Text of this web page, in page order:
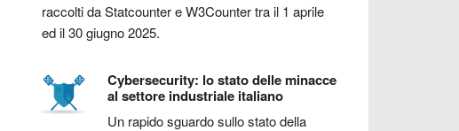
raccolti da Statcounter e W3Counter tra il 1 aprile
ed il 30 giugno 2025.
Cybersecurity: lo stato delle minacce
al settore industriale italiano
Un rapido sguardo sullo stato della